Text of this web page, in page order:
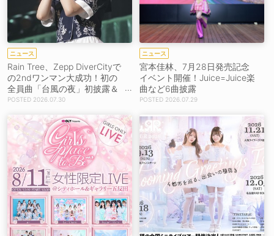
ニュース
Rain Tree、Zepp DiverCityで
の2ndワンマン大成功！初の
全員曲「台風の夜」初披露＆
初の韓国公演決定！［ライブ
2026.07.30
ニュース
宮本佳林、7月28日発売記念
イベント開催！Juice=Juice楽
曲など6曲披露
2026.07.29